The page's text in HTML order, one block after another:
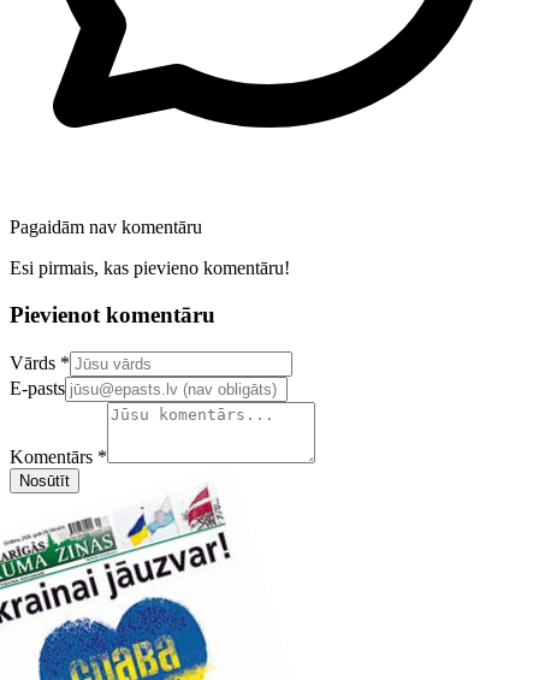
Pagaidām nav komentāru
Esi pirmais, kas pievieno komentāru!
Pievienot komentāru
Confirm your email address
Vārds *
E-pasts
Komentārs *
Nosūtīt